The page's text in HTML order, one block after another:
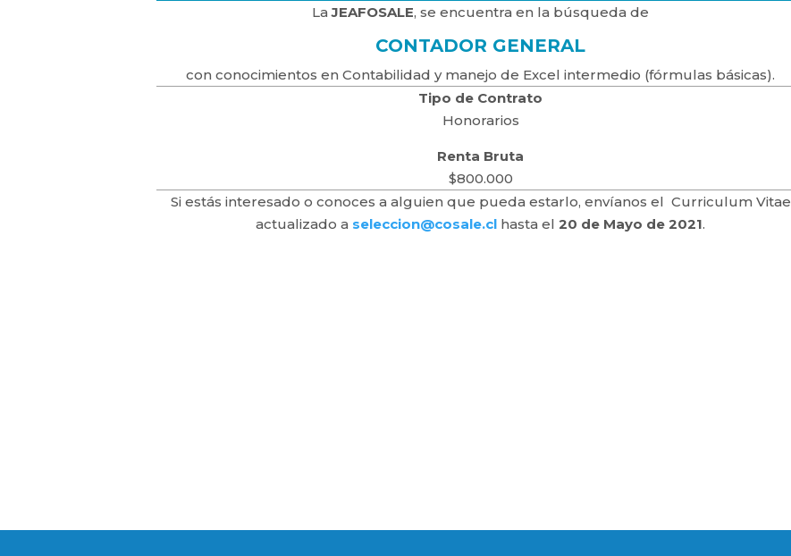
LaJEAFOSALE, se encuentra en la búsqueda de
CONTADOR GENERAL
con conocimientos en Contabilidad y manejo de Excel intermedio (fórmulas básicas).
Tipo de Contrato
Honorarios
Renta Bruta
$800.000
Si estás interesado o conoces a alguien que pueda estarlo, envíanos el Curriculum Vitae
actualizado a seleccion@cosale.cl hasta el20 de Mayo de 2021.